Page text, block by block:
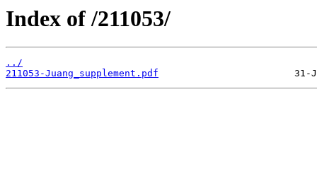
Index of /211053/
../
211053-Juang_supplement.pdf